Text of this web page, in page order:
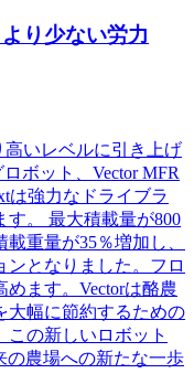
り少ない労力
いレベルに引き上げ
ボット、 Vector MFR
は強力なドライブラ
。
最大積載量が800
載重量が35％増加し、
ンとなりました。フロ
ます。 Vectorは酪農
大幅に節約するための
の新しいロボット
の農場への新たな一歩